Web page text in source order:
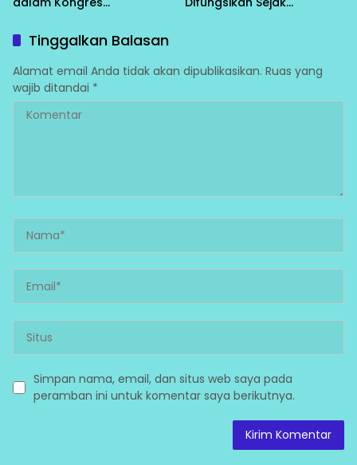
Indonesia ke 1 yang
diadakan di Sekretariat F-
SEDAR Bekasi
Tinggalkan Balasan
Alamat email Anda tidak akan dipublikasikan. Ruas yang
wajib ditandai *
Simpan nama, email, dan situs web saya pada
peramban ini untuk komentar saya berikutnya.